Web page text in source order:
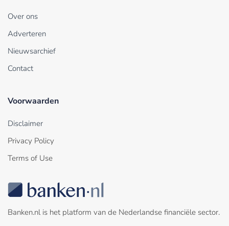
Over ons
Adverteren
Nieuwsarchief
Contact
Voorwaarden
Disclaimer
Privacy Policy
Terms of Use
Banken.nl is het platform van de Nederlandse financiële sector.